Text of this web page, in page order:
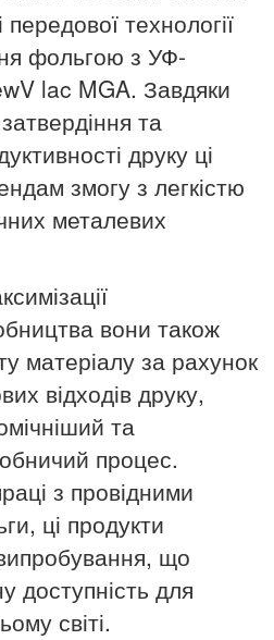
технології
фольгою з УФ-
lac MGA. Завдяки
та
друку ці
змогу з легкістю
металевих
вони також
матеріалу за рахунок
відходів друку,
та
процес.
з провідними
ці продукти
що
доступність для
світі.